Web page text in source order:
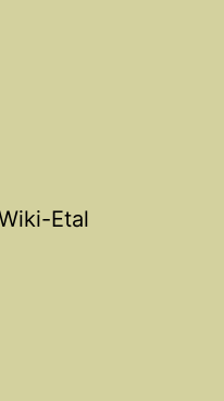
Etal